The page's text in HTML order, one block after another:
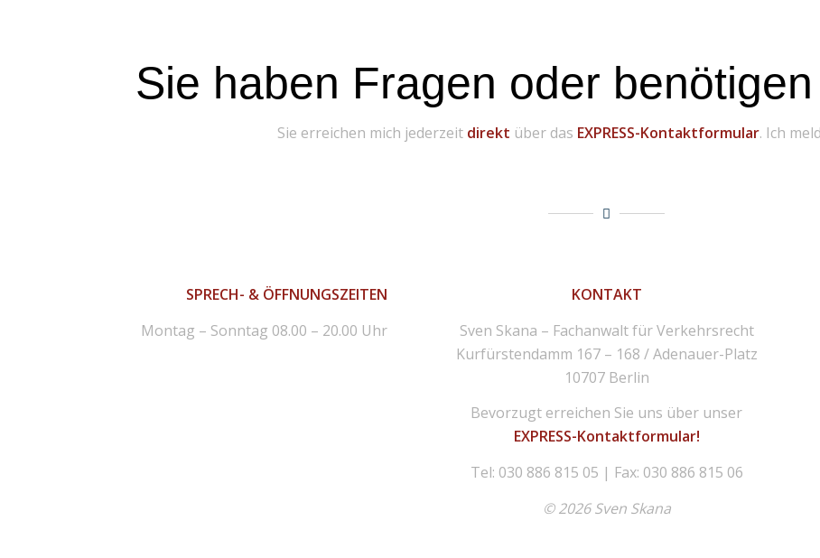
Sie haben Fragen oder
Sie erreichen mich jederzeit direkt über das EXPRESS-Kontaktformular. Ich
SPRECH- & ÖFFNUNGSZEITEN
Montag – Sonntag 08.00 – 20.00 Uhr
KONTAKT
Sven Skana – Fachanwalt für Verkehrsrecht
Kurfürstendamm 167 – 168 / Adenauer-Platz
10707 Berlin
Bevorzugt erreichen Sie uns über unser
EXPRESS-Kontaktformular!
Tel: 030 886 815 05 | Fax: 030 886 815 06
© 2026 Sven Skana